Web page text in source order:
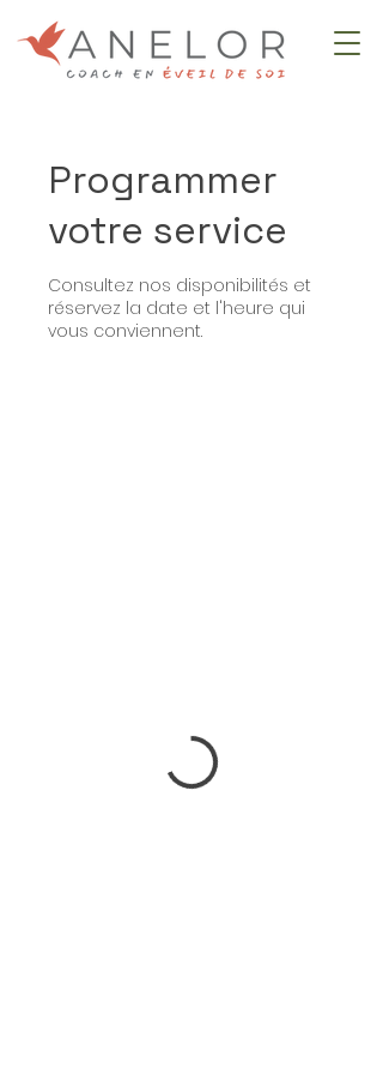
Programmer
votre service
Consultez nos disponibilités et
réservez la date et l'heure qui
vous conviennent.